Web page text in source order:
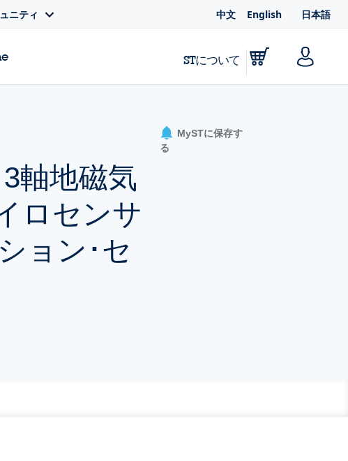
ニティ 中文 English 日本語
STについて
軸地磁気
ロセンサ
ョン･セ
MySTに保存す
る